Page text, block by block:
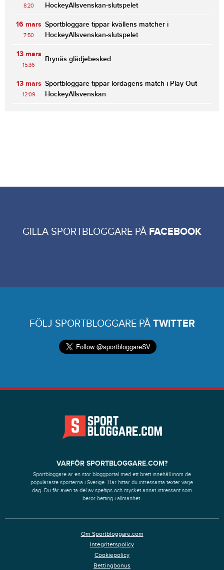
8:20
HockeyAllsvenskan-slutspelet
16 mars
7:50
Sportbloggare tippar kvällens matcher i
HockeyAllsvenskan-slutspelet
13 mars
15:36
Brynäs glädjebesked
13 mars
12:09
Sportbloggare tippar lördagens match i Play Out
HockeyAllsvenskan
GILLA SPORTBLOGGARE PÅ FACEBOOK
FÖLJ SPORTBLOGGARE PÅ TWITTER
VARFÖR SPORTBLOGGARE.COM?
Sportbloggare är en stor bloggportal med ett brett innehåll inom de
populäraste sporterna i Sverige. Här hittar du intressanta texter varje
dag. Du får även ta del av speltips och mycket annat intressant som
berör betting i allmänhet.
Om Sportbloggare.com
Integritetspolicy
Cookiepolicy
Bettingbonus